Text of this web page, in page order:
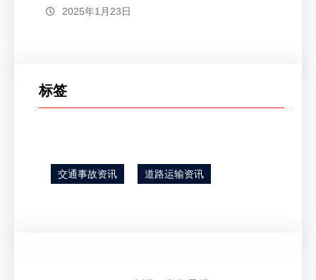
2025年1月23日
标签
交通事故资讯 道路运输资讯